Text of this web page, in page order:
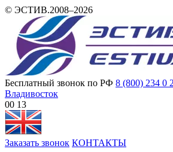
© ЭСТИВ.2008–2026
Бесплатный звонок по РФ 8 (800) 234 0
Владивосток
00:13
Заказать звонок КОНТАКТЫ